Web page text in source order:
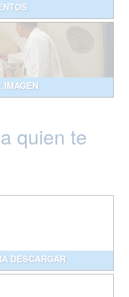
IMAGEN
quien te
DESCARGAR